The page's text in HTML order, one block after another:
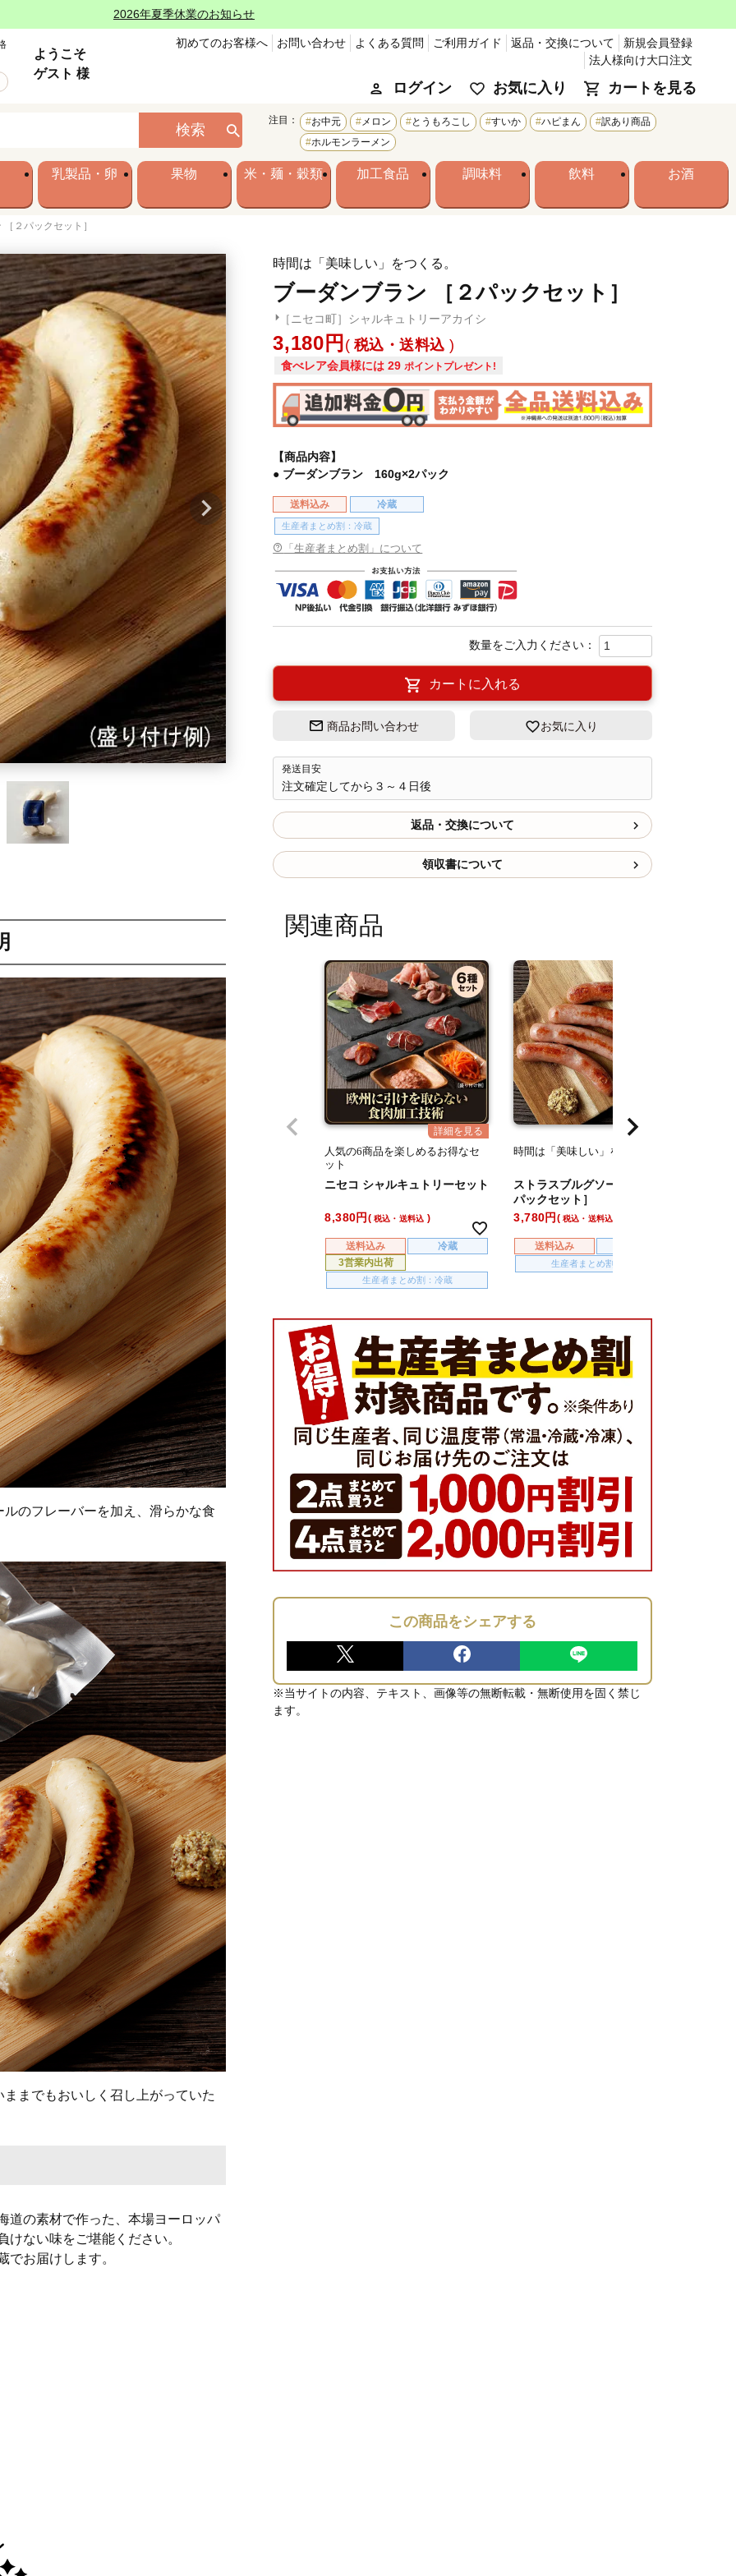
2026年夏季休業のお知らせ
ようこそ
ゲスト 様
初めてのお客様へ お問い合わせ よくある質問 ご利用ガイド 返品・交換について
新規会員登録
法人様向け大口注文
ログイン お気に入り カートを見る
検索
注目： お中元 メロン とうもろこし すいか ハピまん
訳あり商品
ホルモンラーメン
乳製品・卵 果物 米・麺・穀類 加工食品 調味料 飲料 お酒
２パックセット］
時間は「美味しい」をつくる。
ブーダンブラン ［２パックセット］
［ニセコ町］シャルキュトリーアカイシ
3,180 税込・送料込
食べレア会員様には 29 ポイントプレゼント!
【商品内容】
● ブーダンブラン 160g×2パック
送料込み 冷蔵
生産者まとめ割：冷蔵
「生産者まとめ割」について
カートに入れる
商品お問い合わせ お気に入り
発送目安
注文確定してから３～４日後
返品・交換について
領収書について
関連商品
人気の6商品を楽しめるお得なセ
ット
ニセコ シャルキュトリーセット
送料込み
冷蔵
3営業内出荷
生産者まとめ割：冷蔵
8,380 税込・送料込
時間は「美味しい」をつくる。
ストラスブルグソーセージ ［２
パックセット］
送料込み
生産者まとめ割：冷蔵
3,780 税込・送料込
この商品をシェアする
※当サイトの内容、テキスト、画像等の無断転載・無断使用を固く禁じ
ます。
のフレーバーを加え、滑らかな食
までもおいしく召し上がっていた
道の素材で作った、本場ヨーロッパ
けない味をご堪能ください。
でお届けします。